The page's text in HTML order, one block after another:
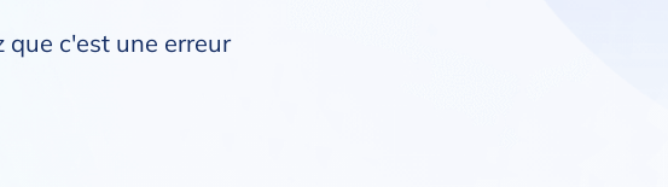
que c'est une erreur